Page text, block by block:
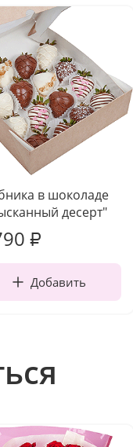
в шоколаде
десерт"
₽
Добавить